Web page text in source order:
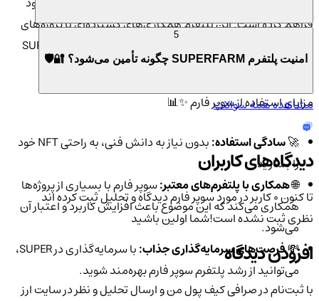
فراهم کرده است. این پلتفرم همکاری‌های گسترده‌ای با پروژه‌های
مختلف دارد که این موضوع به افزایش ارزش و کاربرد توکن SUPER
کمک می‌کند. 📈🌍
مزایای استفاده از سوپر فارم ✨📊
🚀سادگی استفاده:
بدون نیاز به دانش فنی، به راحتی NFT خود
را بسازید.
🌐همکاری با پلتفرم‌های معتبر:سوپر فارم با بسیاری از پروژه‌ها
همکاری می‌کند که این موضوع باعث افزایش کاربرد و اعتبار آن
می‌شود.
💸فرصت‌های سرمایه‌گذاری جذاب:
با سرمایه‌گذاری در SUPER،
می‌توانید از رشد پلتفرم سوپر فارم بهره‌مند شوید.
امنیت پلتفرم SUPERFARM چگونه تأمین می‌شود؟ 🔐🛡️
مشاهده همه سوالات
دیدگاه‌های کاربران
تا کنون 0 کاربر در مورد سوپر فارمدیدگاه و تحلیل ثبت کرده اند
نظری ثبت نشده است!شما اولین باشید
افزودن دیدگاه
با ثبت‌نام در صرافی کیف پول من و ارسال تحلیل و نظر در سایت ارز